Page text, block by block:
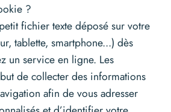
?
fichier texte déposé sur votre
tablette, smartphone...) dès
un service en ligne. Les
de collecter des informations
afin de vous adresser